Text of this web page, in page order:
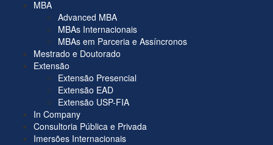
MBA
Advanced MBA
MBAs Internacionais
MBAs em Parceria e Assíncronos
Mestrado e Doutorado
Extensão
Extensão Presencial
Extensão EAD
Extensão USP-FIA
In Company
Consultoria Pública e Privada
Imersões Internacionais